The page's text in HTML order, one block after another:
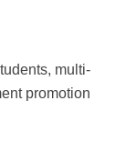
multi-
promotion